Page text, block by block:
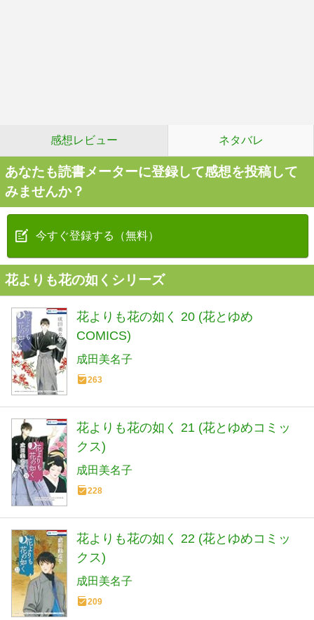
感想レビュー ネタバレ
あなたも読書メーターに登録して感想を投稿して
みませんか？
今すぐ登録する（無料）
花よりも花の如くシリーズ
花よりも花の如く 20 (花とゆめ
COMICS)
成田美名子
263
花よりも花の如く 21 (花とゆめコミッ
クス)
成田美名子
228
花よりも花の如く 22 (花とゆめコミッ
クス)
成田美名子
209